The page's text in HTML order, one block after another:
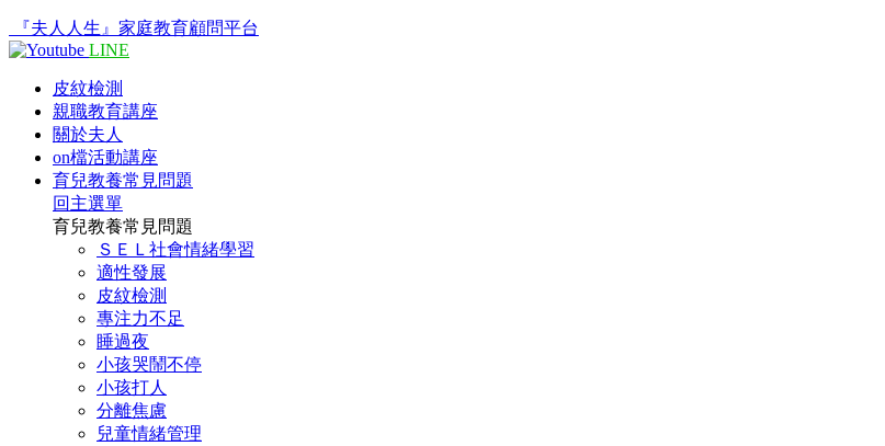
『夫人人生』家庭教育顧問平台
LINE
皮紋檢測
親職教育講座
關於夫人
on檔活動講座
育兒教養常見問題
回主選單
育兒教養常見問題
ＳＥＬ社會情緒學習
適性發展
皮紋檢測
專注力不足
睡過夜
小孩哭鬧不停
小孩打人
分離焦慮
兒童情緒管理